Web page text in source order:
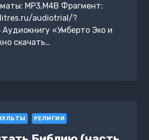
MP3,M4B Фрагмент:
audiotrial/?
«Умберто Эко и
скачать…
РЕЛИГИИ